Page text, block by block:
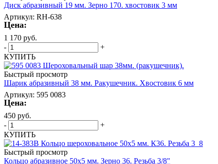
Диск абразивный 19 мм. Зерно 170. хвостовик 3 мм
Артикул: RH-638
Цена:
1 170 руб.
-
+
КУПИТЬ
Быстрый просмотр
Шарик абразивный 38 мм. Ракушечник. Хвостовик 6 мм
Артикул: 595 0083
Цена:
450 руб.
-
+
КУПИТЬ
Быстрый просмотр
Кольцо абразивное 50х5 мм. Зерно 36. Резьба 3/8"